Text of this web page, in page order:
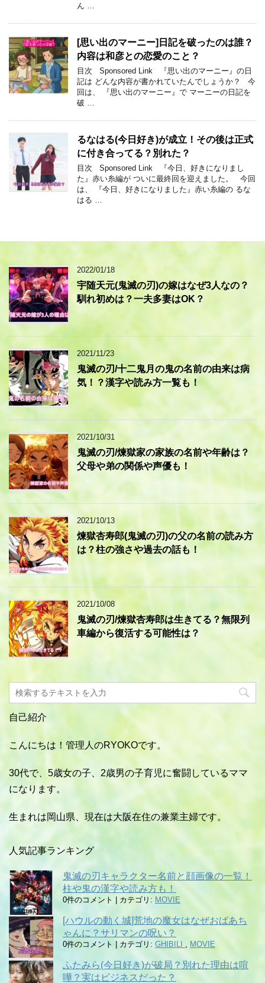
ん …
[思い出のマーニー]日記を破ったのは誰？
内容は和彦との恋愛のこと？
目次 Sponsored Link 『思い出のマーニー』の日
記は どんな内容が書かれていたんでしょうか？ 今
回は、 『思い出のマーニー』で マーニーの日記を
破 …
るなはる(今日好き)が成立！その後は正式
に付き合ってる？別れた？
目次 Sponsored Link 『今日、好きになりまし
た』赤い糸編が ついに最終回を迎えました。 今回
は、 『今日、好きになりました』赤い糸編の るな
はる …
2022/01/18
宇随天元(鬼滅の刃)の嫁はなぜ3人なの？
馴れ初めは？一夫多妻はOK？
2021/11/23
鬼滅の刃/十二鬼月の鬼の名前の由来は病
気！？漢字や読み方一覧も！
2021/10/31
鬼滅の刃/煉獄家の家族の名前や年齢は？
父母や弟の関係や声優も！
2021/10/13
煉獄杏寿郎(鬼滅の刃)の父の名前の読み方
は？柱の強さや過去の話も！
2021/10/08
鬼滅の刃/煉獄杏寿郎は生きてる？無限列
車編から復活する可能性は？
自己紹介
こんにちは！管理人のRYOKOです。
30代で、5歳女の子、2歳男の子育児に奮闘しているママ
になります。
生まれは岡山県、現在は大阪在住の兼業主婦です。
人気記事ランキング
鬼滅の刃キャラクター名前と顔画像の一覧！
柱や鬼の漢字や読み方も！
0件のコメント カテゴリ: MOVIE
[ハウルの動く城]荒地の魔女はなぜおばあち
ゃんに？サリマンの呪い？
0件のコメント カテゴリ: GHIBILI , MOVIE
ふたみら(今日好き)が破局？別れた理由は喧
嘩？実はビジネスだった？